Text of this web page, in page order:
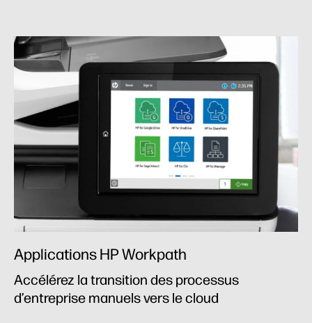
Applications HP Workpath
Accélérez la transition des processus
d’entreprise manuels vers le cloud